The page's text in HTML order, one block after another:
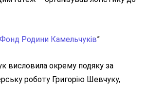
Фонд Родини Камельчуків”
висловила окрему подяку за
роботу Григорію Шевчуку,